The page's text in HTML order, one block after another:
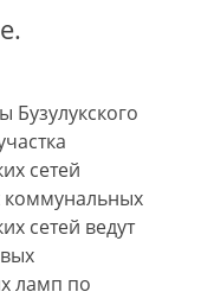
Бузулукского
сетей
коммунальных
сетей ведут
ламп по